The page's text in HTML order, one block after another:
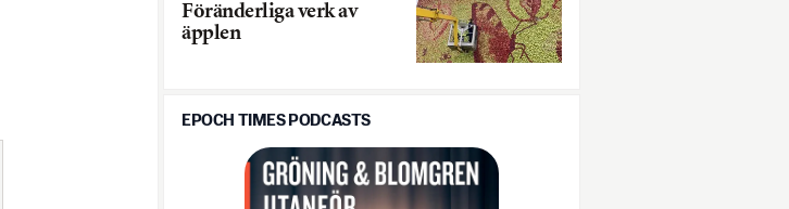
Föränderliga verk av
äpplen
EPOCH TIMES PODCASTS